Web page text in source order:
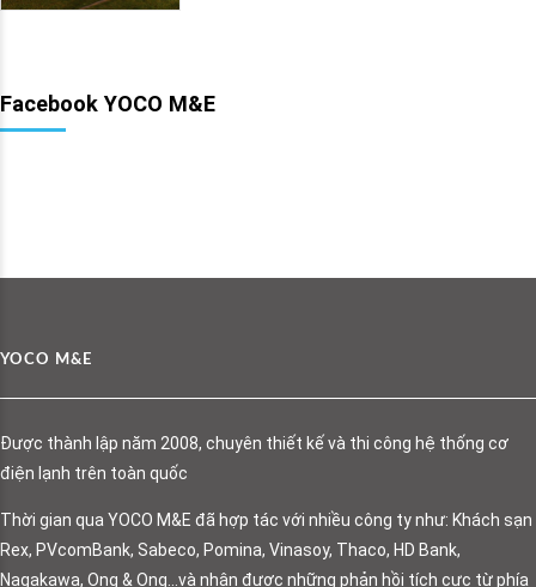
Facebook YOCO M&E
YOCO M&E
Được thành lập năm 2008, chuyên thiết kế và thi công hệ thống cơ
điện lạnh trên toàn quốc
Thời gian qua YOCO M&E đã hợp tác với nhiều công ty như: Khách sạn
Rex, PVcomBank, Sabeco, Pomina, Vinasoy, Thaco, HD Bank,
Nagakawa, Ong & Ong…và nhận được những phản hồi tích cực từ phía